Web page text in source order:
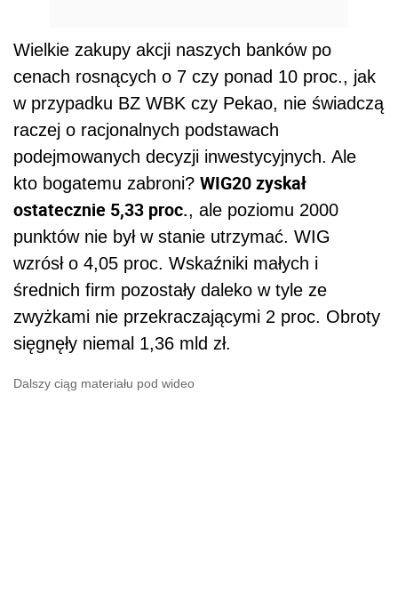
Wielkie zakupy akcji naszych banków po
cenach rosnących o 7 czy ponad 10 proc., jak
w przypadku BZ WBK czy Pekao, nie świadczą
raczej o racjonalnych podstawach
podejmowanych decyzji inwestycyjnych. Ale
kto bogatemu zabroni? WIG20 zyskał
ostatecznie 5,33 proc., ale poziomu 2000
punktów nie był w stanie utrzymać. WIG
wzrósł o 4,05 proc. Wskaźniki małych i
średnich firm pozostały daleko w tyle ze
zwyżkami nie przekraczającymi 2 proc. Obroty
sięgnęły niemal 1,36 mld zł.
Dalszy ciąg materiału pod wideo